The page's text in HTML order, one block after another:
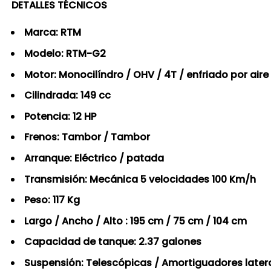
DETALLES TÉCNICOS
Marca: RTM
Modelo: RTM-G2
Motor: Monocilíndro / OHV / 4T / enfriado por aire
Cilindrada: 149 cc
Potencia: 12 HP
Frenos: Tambor / Tambor
Arranque: Eléctrico / patada
Transmisión: Mecánica 5 velocidades 100 Km/h
Peso: 117 Kg
Largo / Ancho / Alto : 195 cm / 75 cm / 104 cm
Capacidad de tanque: 2.37 galones
Suspensión: Telescópicas / Amortiguadores